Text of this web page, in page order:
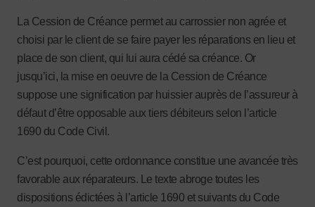
La Cession de Créance permet au carrossier non agrée et
choisi par le client de se faire payer les réparations en lieu et
place de son client, qui lui aura cédé sa créance. Or
jusqu’ici, la mise en oeuvre de la Cession de Créance
suppose une signification par huissier auprès de l’assureur à
défaut d’être opposable aux tiers débiteurs selon l’article
1690 du Code Civil.
C’est pourquoi, cette ordonnance constitue une avancée très
favorable aux réparateurs. Le texte abroge toutes les
dispositions édictées à l’article 1690 et suivants du Code